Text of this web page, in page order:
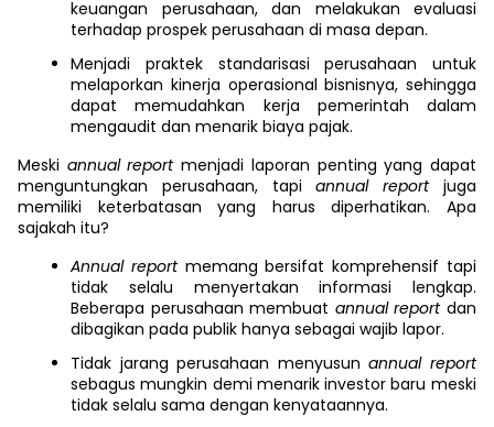
keuangan perusahaan, dan melakukan evaluasi
terhadap prospek perusahaan di masa depan.
Menjadi praktek standarisasi perusahaan untuk
melaporkan kinerja operasional bisnisnya, sehingga
dapat memudahkan kerja pemerintah dalam
mengaudit dan menarik biaya pajak.
Meski annual reportmenjadi laporan penting yang dapat
menguntungkan perusahaan, tapiannual reportjuga
memiliki keterbatasan yang harus diperhatikan. Apa
sajakah itu?
Annual report memang bersifat komprehensif tapi
tidak selalu menyertakan informasi lengkap.
Beberapa perusahaan membuat annual reportdan
dibagikan pada publik hanya sebagai wajib lapor.
Tidak jarang perusahaan menyusunannual report
sebagus mungkin demi menarik investor baru meski
tidak selalu sama dengan kenyataannya.